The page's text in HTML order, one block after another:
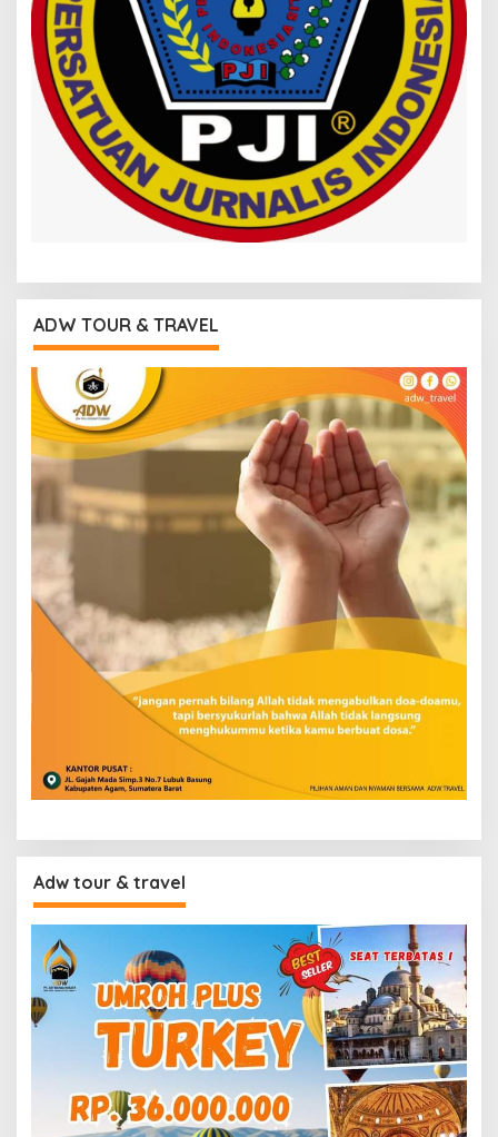
ADW TOUR & TRAVEL
Adw tour & travel